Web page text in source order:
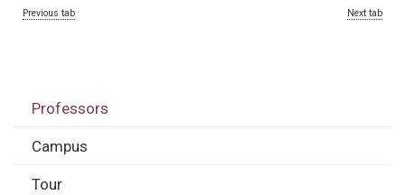
Previous tab Next tab
Professors
Campus
Tour